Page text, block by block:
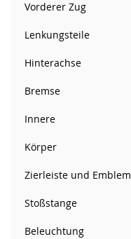
Vorderer Zug
Lenkungsteile
Hinterachse
Bremse
Innere
Körper
Zierleiste und Emblem
Stoßstange
Beleuchtung